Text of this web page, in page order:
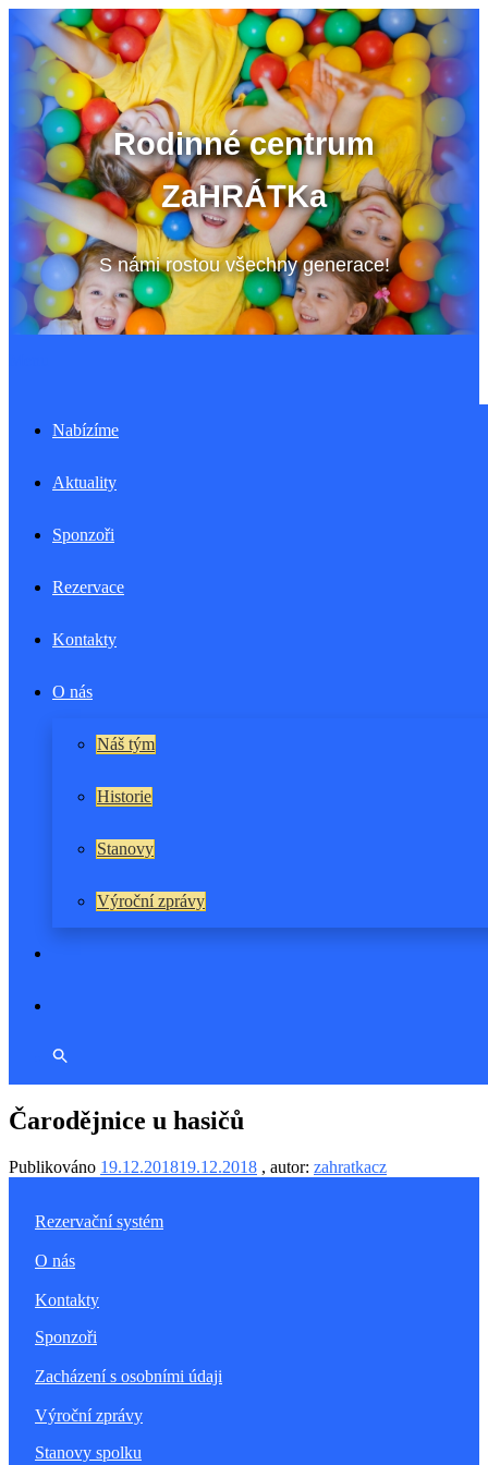
Přeskočit
na
obsah
Rodinné centrum
ZaHRÁTKa
S námi rostou všechny generace!
Nabízíme
Aktuality
Sponzoři
Rezervace
Kontakty
O nás
Náš tým
Historie
Stanovy
Výroční zprávy
Čarodějnice u hasičů
Publikováno 19.12.201819.12.2018 , autor: zahratkacz
Rezervační systém
O nás
Kontakty
Sponzoři
Zacházení s osobními údaji
Výroční zprávy
Stanovy spolku